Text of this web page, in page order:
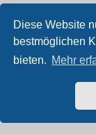
Diese Website
bestmöglichen
bieten. Mehr